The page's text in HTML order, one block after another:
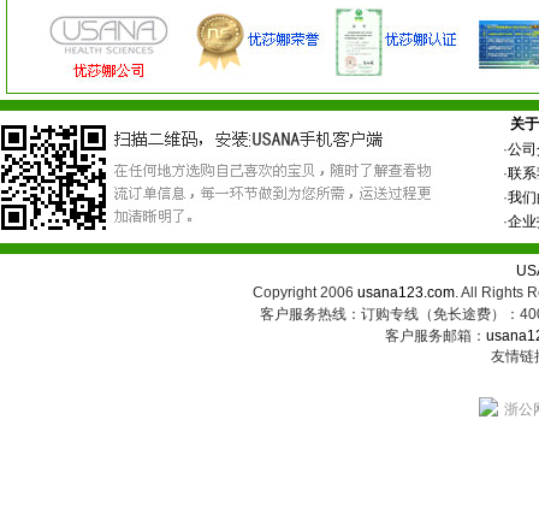
关
·公
·联
·我
·企
Copyright 2006 usana123.com. All Rights
客户服务热线：订购专线（免长途费）：
客户服务邮箱：
友情链
浙公